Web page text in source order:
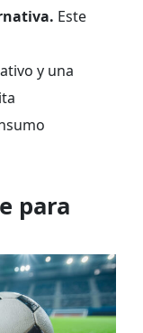
Este
y una
para